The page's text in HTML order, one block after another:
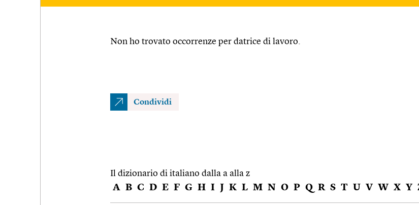
Non ho trovato occorrenze per datrice di lavoro.
Condividi
Il dizionario di italiano dalla a alla z
A B C D E F G H I J K L M N O P Q R S T U V W X Y